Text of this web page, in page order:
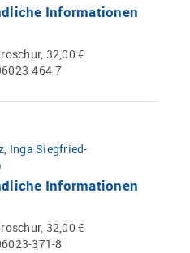
Informationen
32,00 €
464-7
, Inga Siegfried-
Informationen
32,00 €
371-8